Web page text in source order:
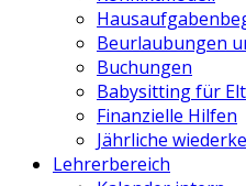
Beurlaubungen
Buchungen
Babysitting für
Finanzielle Hilfen
Jährliche
Lehrerbereich